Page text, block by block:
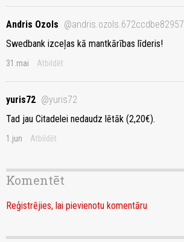
Andris Ozols @andris.ozols.672ccdbe82957
Swedbank izceļas kā mantkārības līderis!
31.mai Atbildēt
yuris72 @yuris72
Tad jau Citadelei nedaudz lētāk (2,20€).
1.jun Atbildēt
Komentēt
Reģistrējies, lai pievienotu komentāru